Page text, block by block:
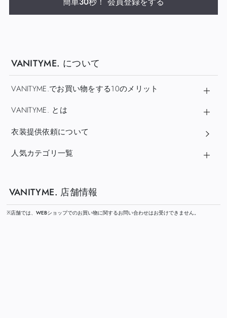
VANITYME. について
VANITYME.でお買い物をする10のメリット
VANITYME. とは
衣装提供依頼について
人気カテゴリ一覧
VANITYME. 店舗情報
※店舗では、WEBショップでのお買い物に関するお問い合わせはお受けできません。